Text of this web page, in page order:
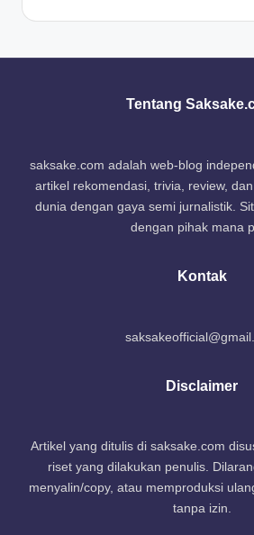
Tentang
saksake.com adalah web-blog
artikel rekomendasi, trivia, review,
dunia dengan gaya semi jurnalistik.
dengan pihak mana
Kontak
Disclaimer
Artikel yang ditulis di saksake.com
riset yang dilakukan penulis.
menyalin/copy, atau memproduksi
tanpa izin.